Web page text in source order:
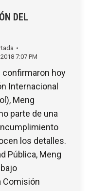
DEL
7:07 PM
confirmaron hoy
Internacional
Meng
parte de una
los detalles.
Pública, Meng
Comisión